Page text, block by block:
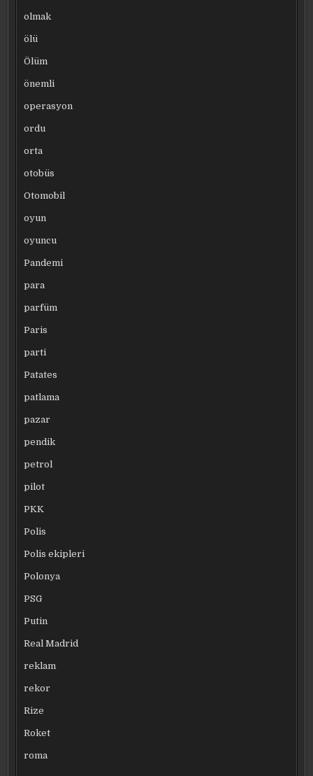
olmak
ölü
Ölüm
önemli
operasyon
ordu
orta
otobüs
Otomobil
oyun
oyuncu
Pandemi
para
parfüm
Paris
parti
Patates
patlama
pazar
pendik
petrol
pilot
PKK
Polis
Polis ekipleri
Polonya
PSG
Putin
Real Madrid
reklam
rekor
Rize
Roket
roma